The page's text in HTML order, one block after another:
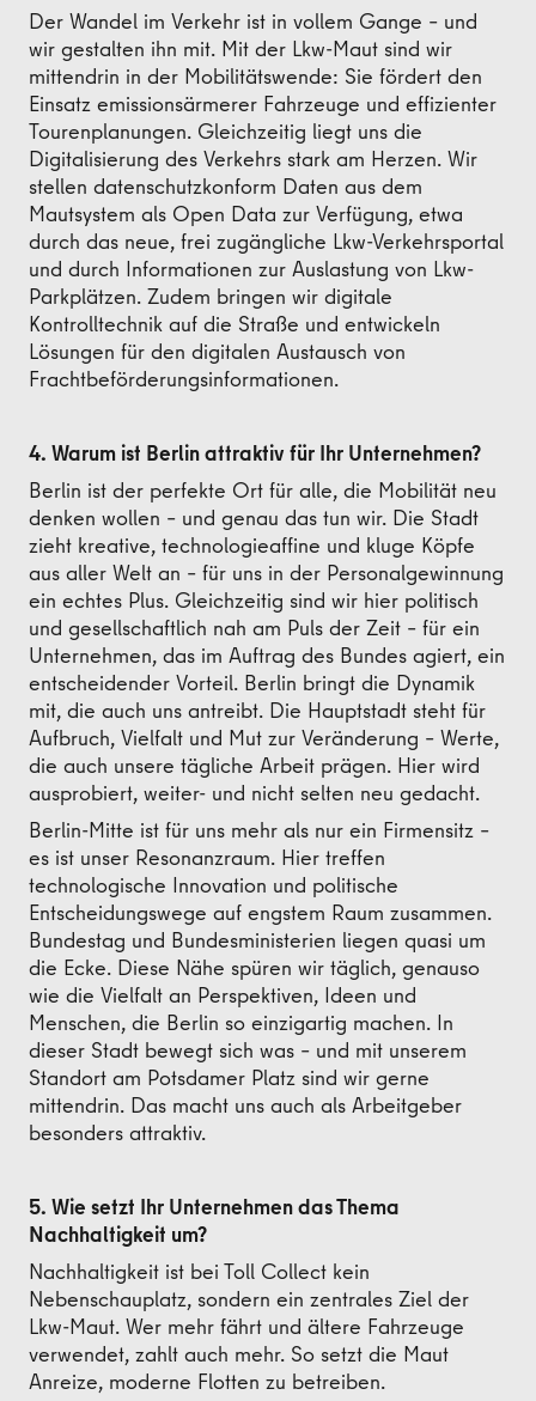
Der Wandel im Verkehr ist in vollem Gange – und
wir gestalten ihn mit. Mit der Lkw-Maut sind wir
mittendrin in der Mobilitätswende: Sie fördert den
Einsatz emissionsärmerer Fahrzeuge und effizienter
Tourenplanungen. Gleichzeitig liegt uns die
Digitalisierung des Verkehrs stark am Herzen. Wir
stellen datenschutzkonform Daten aus dem
Mautsystem als Open Data zur Verfügung, etwa
durch das neue, frei zugängliche Lkw-Verkehrsportal
und durch Informationen zur Auslastung von Lkw-
Parkplätzen. Zudem bringen wir digitale
Kontrolltechnik auf die Straße und entwickeln
Lösungen für den digitalen Austausch von
Frachtbeförderungsinformationen.
4. Warum ist Berlin attraktiv für Ihr Unternehmen?
Berlin ist der perfekte Ort für alle, die Mobilität neu
denken wollen – und genau das tun wir. Die Stadt
zieht kreative, technologieaffine und kluge Köpfe
aus aller Welt an – für uns in der Personalgewinnung
ein echtes Plus. Gleichzeitig sind wir hier politisch
und gesellschaftlich nah am Puls der Zeit – für ein
Unternehmen, das im Auftrag des Bundes agiert, ein
entscheidender Vorteil. Berlin bringt die Dynamik
mit, die auch uns antreibt. Die Hauptstadt steht für
Aufbruch, Vielfalt und Mut zur Veränderung – Werte,
die auch unsere tägliche Arbeit prägen. Hier wird
ausprobiert, weiter- und nicht selten neu gedacht.
Berlin-Mitte ist für uns mehr als nur ein Firmensitz –
es ist unser Resonanzraum. Hier treffen
technologische Innovation und politische
Entscheidungswege auf engstem Raum zusammen.
Bundestag und Bundesministerien liegen quasi um
die Ecke. Diese Nähe spüren wir täglich, genauso
wie die Vielfalt an Perspektiven, Ideen und
Menschen, die Berlin so einzigartig machen. In
dieser Stadt bewegt sich was – und mit unserem
Standort am Potsdamer Platz sind wir gerne
mittendrin. Das macht uns auch als Arbeitgeber
besonders attraktiv.
5. Wie setzt Ihr Unternehmen das Thema
Nachhaltigkeit um?
Nachhaltigkeit ist bei Toll Collect kein
Nebenschauplatz, sondern ein zentrales Ziel der
Lkw-Maut. Wer mehr fährt und ältere Fahrzeuge
verwendet, zahlt auch mehr. So setzt die Maut
Anreize, moderne Flotten zu betreiben.